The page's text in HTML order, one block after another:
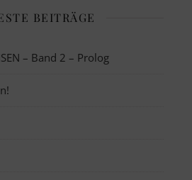
BEITRÄGE
– Band 2 – Prolog